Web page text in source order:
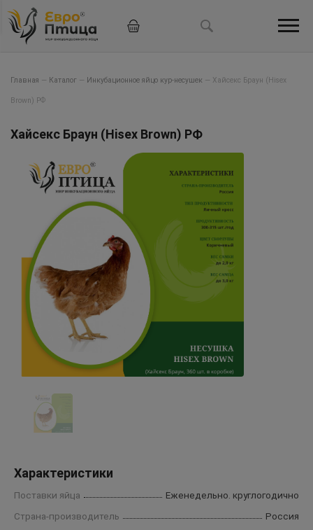
Главная — Каталог — Инкубационное яйцо кур-несушек — Хайсекс Браун (Hisex
Brown) РФ
Хайсекс Браун (Hisex Brown) РФ
Характеристики
Поставки яйца
Еженедельно. круглогодично
Страна-производитель
Россия